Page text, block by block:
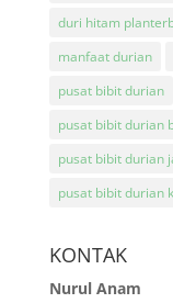
duri hitam
manfaat durian
pusat bibit durian
pusat bibit durian
pusat bibit durian
pusat bibit durian
KONTAK
Nurul Anam